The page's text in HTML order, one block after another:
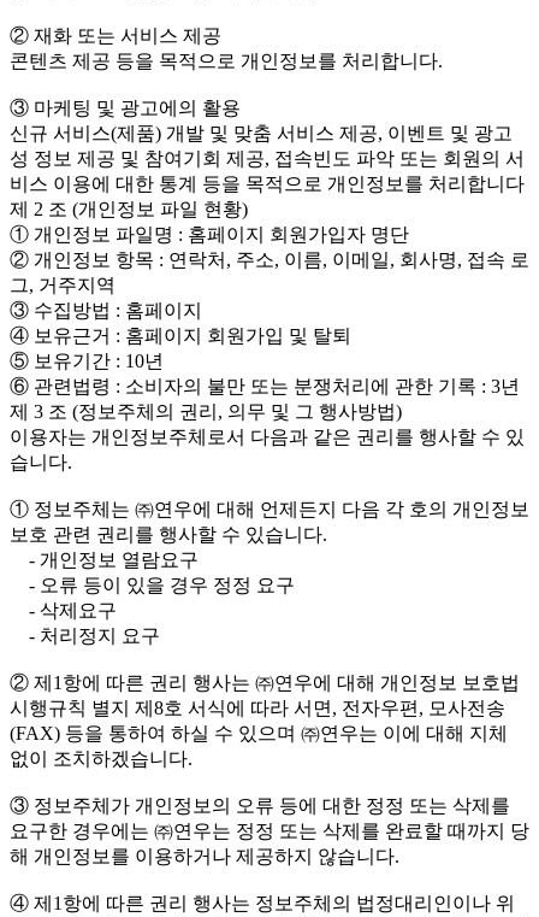
② 재화 또는 서비스 제공
콘텐츠 제공 등을 목적으로 개인정보를 처리합니다.
③ 마케팅 및 광고에의 활용
신규 서비스(제품) 개발 및 맞춤 서비스 제공, 이벤트 및 광고
성 정보 제공 및 참여기회 제공, 접속빈도 파악 또는 회원의 서
비스 이용에 대한 통계 등을 목적으로 개인정보를 처리합니다
제 2 조 (개인정보 파일 현황)
① 개인정보 파일명 : 홈페이지 회원가입자 명단
② 개인정보 항목 : 연락처, 주소, 이름, 이메일, 회사명, 접속 로
그, 거주지역
③ 수집방법 : 홈페이지
④ 보유근거 : 홈페이지 회원가입 및 탈퇴
⑤ 보유기간 : 10년
⑥ 관련법령 : 소비자의 불만 또는 분쟁처리에 관한 기록 : 3년
제 3 조 (정보주체의 권리, 의무 및 그 행사방법)
이용자는 개인정보주체로서 다음과 같은 권리를 행사할 수 있
습니다.
① 정보주체는 ㈜연우에 대해 언제든지 다음 각 호의 개인정보
보호 관련 권리를 행사할 수 있습니다.
- 개인정보 열람요구
- 오류 등이 있을 경우 정정 요구
- 삭제요구
- 처리정지 요구
② 제1항에 따른 권리 행사는 ㈜연우에 대해 개인정보 보호법
시행규칙 별지 제8호 서식에 따라 서면, 전자우편, 모사전송
(FAX) 등을 통하여 하실 수 있으며 ㈜연우는 이에 대해 지체
없이 조치하겠습니다.
③ 정보주체가 개인정보의 오류 등에 대한 정정 또는 삭제를
요구한 경우에는 ㈜연우는 정정 또는 삭제를 완료할 때까지 당
해 개인정보를 이용하거나 제공하지 않습니다.
④ 제1항에 따른 권리 행사는 정보주체의 법정대리인이나 위